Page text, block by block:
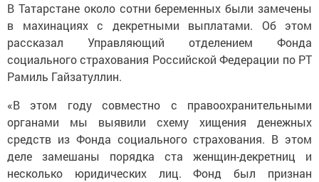
В Татарстане около сотни беременных были замечены
в махинациях с декретными выплатами. Об этом
рассказал Управляющий отделением Фонда
социального страхования Российской Федерации по РТ
Рамиль Гайзатуллин.
«В этом году совместно с правоохранительными
органами мы выявили схему хищения денежных
средств из Фонда социального страхования. В этом
деле замешаны порядка ста женщин-декретниц и
несколько юридических лиц. Фонд был признан